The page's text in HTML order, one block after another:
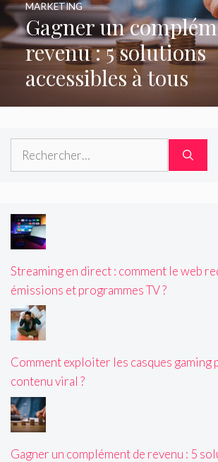
Gagner un
revenu : 5 solutions
accessibles à tous
MARKETING
Rechercher :
Streaming en direct : comment le web
émissions et programmes TV ?
Comment exploiter les casques gaming
contenu viral ?
Gagner un complément de revenu : 5